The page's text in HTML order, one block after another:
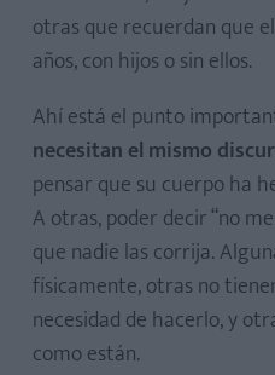
otras que recuerdan que
años, con hijos o sin ellos.
Ahí está el punto
necesitan el mismo
pensar que su cuerpo ha
A otras, poder decir “no
que nadie las corrija.
físicamente, otras no
necesidad de hacerlo, y
como están.